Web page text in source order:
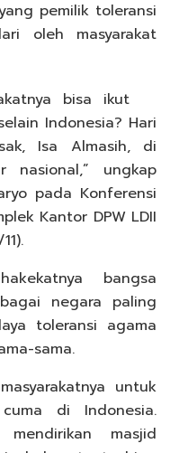
pemilik toleransi
oleh masyarakat
bisa ikut
Indonesia? Hari
Isa Almasih, di
nasional,” ungkap
pada Konferensi
Kantor DPW LDII
bangsa
negara paling
toleransi agama
sama.
untuk
di Indonesia.
masjid